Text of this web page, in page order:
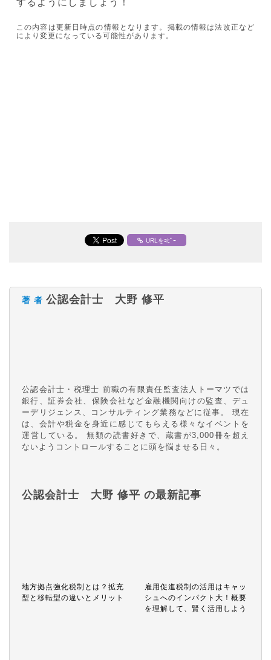
この内容は更新日時点の情報となります。掲載の情報は法改正など
により変更になっている可能性があります。
URLをｺﾋﾟｰ
著 者 公認会計士 大野 修平
公認会計士・税理士 前職の有限責任監査法人トーマツでは
銀行、証券会社、保険会社など金融機関向けの監査、デュ
ーデリジェンス、コンサルティング業務などに従事。 現在
は、会計や税金を身近に感じてもらえる様々なイベントを
運営している。 無類の読書好きで、蔵書が3,000冊を超え
ないようコントロールすることに頭を悩ませる日々。
公認会計士 大野 修平 の最新記事
地方拠点強化税制とは？拡充
型と移転型の違いとメリット
雇用促進税制の活用はキャッ
シュへのインパクト大！概要
を理解して、賢く活用しよう